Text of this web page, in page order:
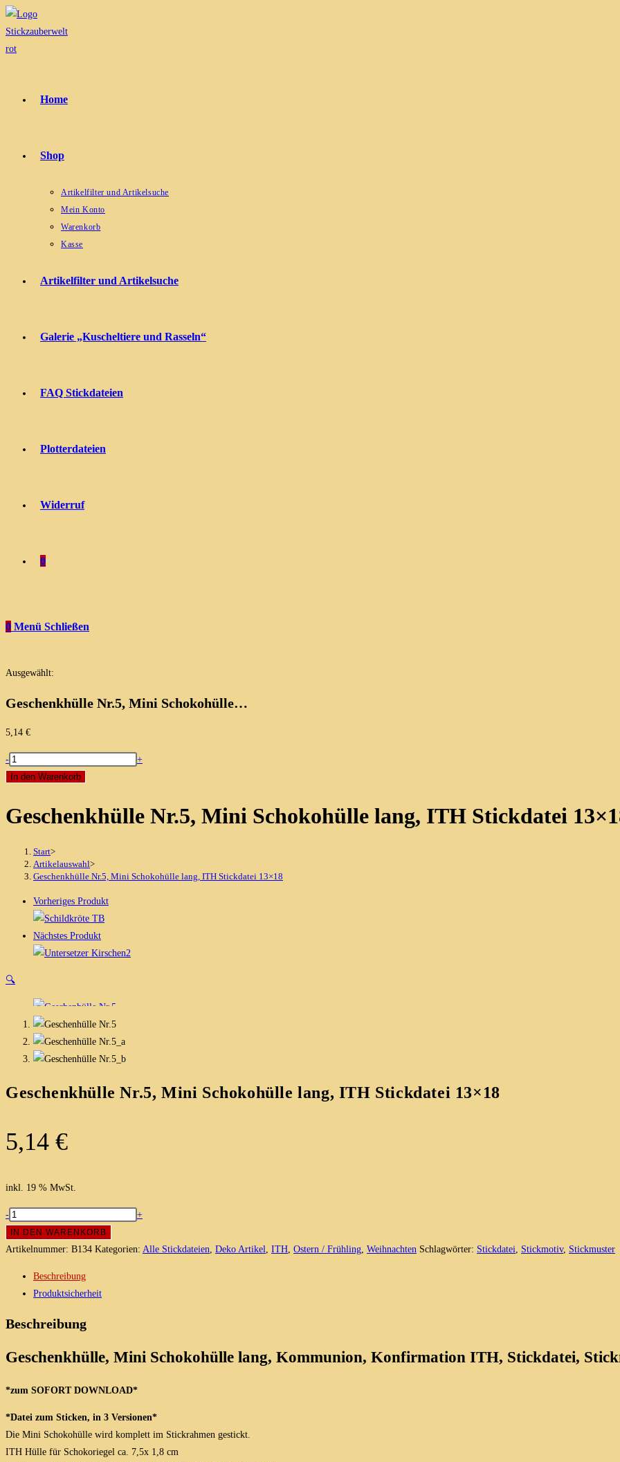
Zum
Inhalt
springen
Home
Shop
Artikelfilter und Artikelsuche
Mein Konto
Warenkorb
Kasse
Artikelfilter und Artikelsuche
Galerie „Kuscheltiere und Rasseln“
FAQ Stickdateien
Plotterdateien
Widerruf
0
0 Menü Schließen
Ausgewählt:
Geschenkhülle Nr.5, Mini Schokohülle…
5,14 €
Geschenkhülle
Nr.5,
Schokohülle
Stickdatei
13x18
-
+
In den Warenkorb
Geschenkhülle Nr.5, Mini Schokohülle lang, ITH Stickdatei
Start>
Artikelauswahl>
Geschenkhülle Nr.5, Mini Schokohülle lang, ITH Stickdatei 13×18
Vorheriges Produkt
Nächstes Produkt
🔍
Geschenkhülle Nr.5, Mini Schokohülle lang, ITH Stickdatei 13×18
5,14 €
inkl. 19 % MwSt.
Geschenkhülle
Nr.5,
Mini
Stickdatei
Menge
- +
IN DEN WARENKORB
Artikelnummer: B134 Kategorien: Alle Stickdateien Deko Artikel ITH Ostern / Frühling Weihnachten Schlagwörter: Stickdatei Stickmotiv, Stickmuster
Beschreibung
Produktsicherheit
Beschreibung
Geschenkhülle, Mini Schokohülle lang, Kommunion, Konfirmation ITH, Stickdatei,
*zum SOFORT DOWNLOAD*
*Datei zum Sticken, in 3 Versionen*
Die Mini Schokohülle wird komplett im Stickrahmen gestickt.
ITH Hülle für Schokoriegel ca. 7,5x 1,8 cm